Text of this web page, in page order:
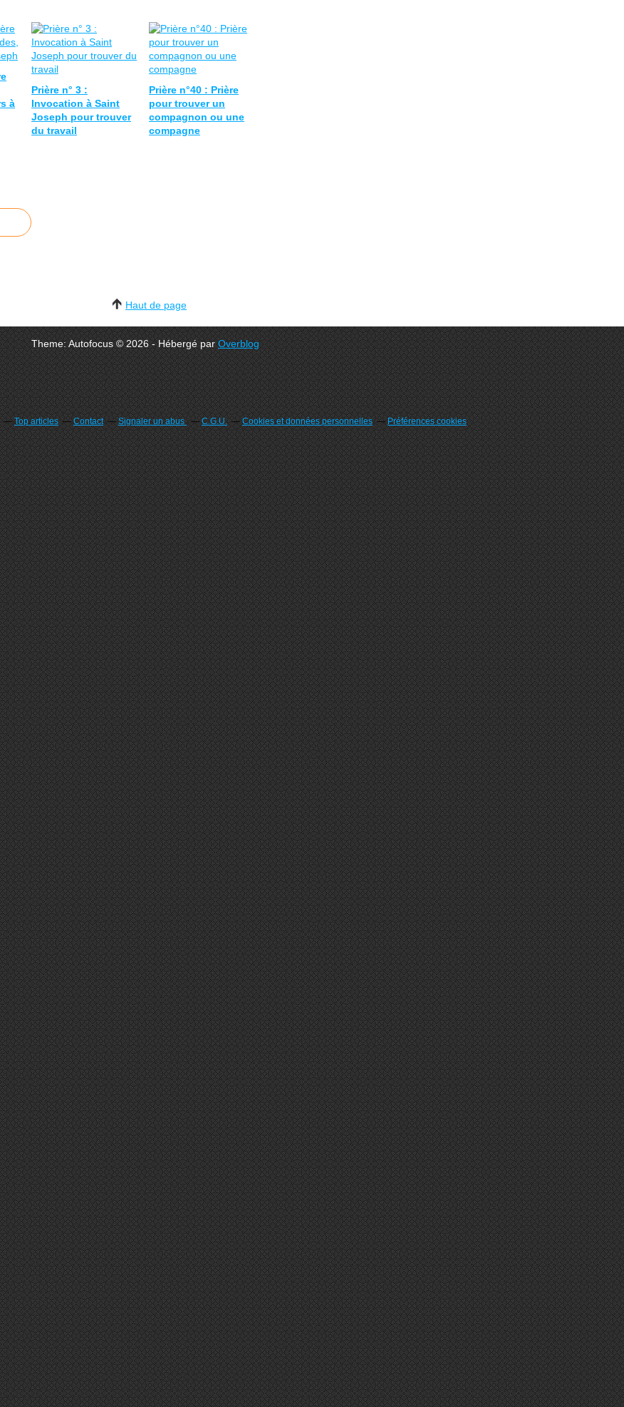
à
Prière n° 3 :
Invocation à Saint
Joseph pour trouver
du travail
Prière n°40 : Prière
pour trouver un
compagnon ou une
compagne
Haut de page
Theme: Autofocus © 2026 - Hébergé parOverblog
Top articles Contact Signaler un abus C.G.U. Cookies et données personnelles Préférences cookies